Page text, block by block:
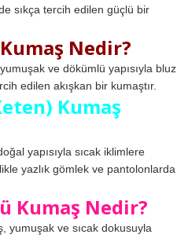
sıkça tercih edilen güçlü bir
Nedir?
ve dökümlü yapısıyla bluz
edilen akışkan bir kumaştır.
Kumaş
yapısıyla sıcak iklimlere
yazlık gömlek ve pantolonlarda
Kumaş Nedir?
yumuşak ve sıcak dokusuyla